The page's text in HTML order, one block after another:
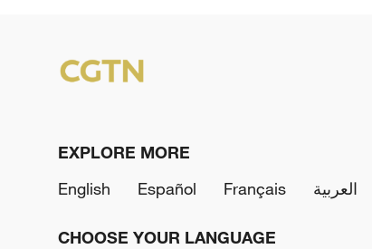
EXPLORE MORE
English
Español Français العربية
CHOOSE YOUR LANGUAGE